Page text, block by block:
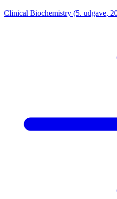
Clinical Biochemistry (5. udgave,